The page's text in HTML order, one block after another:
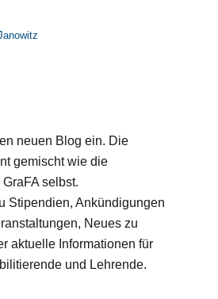
neuen Blog ein. Die
gemischt wie die
selbst.
Stipendien, Ankündigungen
Neues zu
aktuelle Informationen für
und Lehrende.